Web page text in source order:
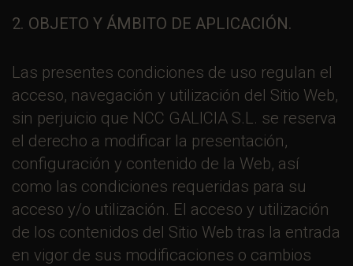
2. OBJETO Y ÁMBITO DE APLICACIÓN.
Las presentes condiciones de uso regulan el
acceso, navegación y utilización del Sitio Web,
sin perjuicio que NCC GALICIA S.L. se reserva
el derecho a modificar la presentación,
configuración y contenido de la Web, así
como las condiciones requeridas para su
acceso y/o utilización. El acceso y utilización
de los contenidos del Sitio Web tras la entrada
en vigor de sus modificaciones o cambios